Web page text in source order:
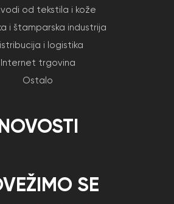
od tekstila i kože
i štamparska industrija
i logistika
Internet trgovina
Ostalo
SE